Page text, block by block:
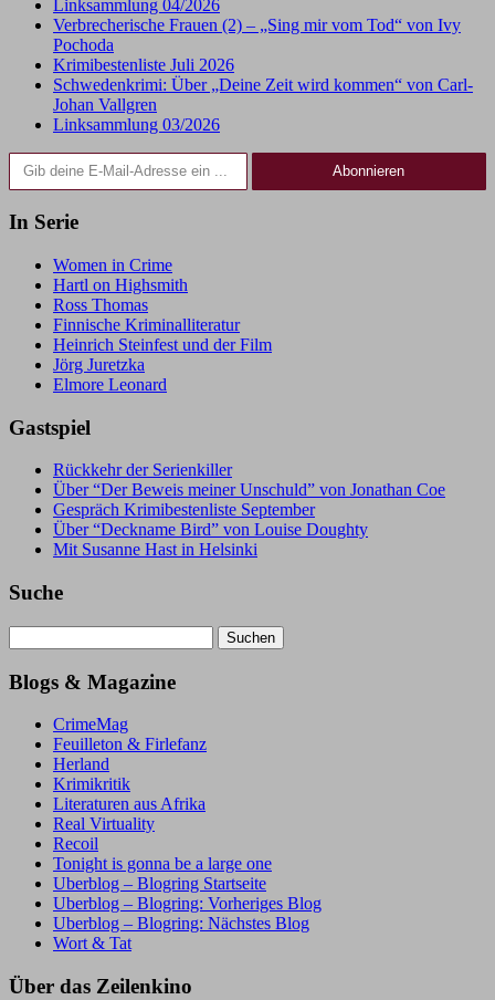
Linksammlung 04/2026
Verbrecherische Frauen (2) – „Sing mir vom Tod“ von Ivy
Pochoda
Krimibestenliste Juli 2026
Schwedenkrimi: Über „Deine Zeit wird kommen“ von Carl-
Johan Vallgren
Linksammlung 03/2026
Gib deine E-Mail-Adresse ein ...
Abonnieren
In Serie
Women in Crime
Hartl on Highsmith
Ross Thomas
Finnische Kriminalliteratur
Heinrich Steinfest und der Film
Jörg Juretzka
Elmore Leonard
Gastspiel
Rückkehr der Serienkiller
Über “Der Beweis meiner Unschuld” von Jonathan Coe
Gespräch Krimibestenliste September
Über “Deckname Bird” von Louise Doughty
Mit Susanne Hast in Helsinki
Suche
nach:
Blogs & Magazine
CrimeMag
Feuilleton & Firlefanz
Herland
Krimikritik
Literaturen aus Afrika
Real Virtuality
Recoil
Tonight is gonna be a large one
Uberblog – Blogring Startseite
Uberblog – Blogring: Vorheriges Blog
Uberblog – Blogring: Nächstes Blog
Wort & Tat
Über das Zeilenkino